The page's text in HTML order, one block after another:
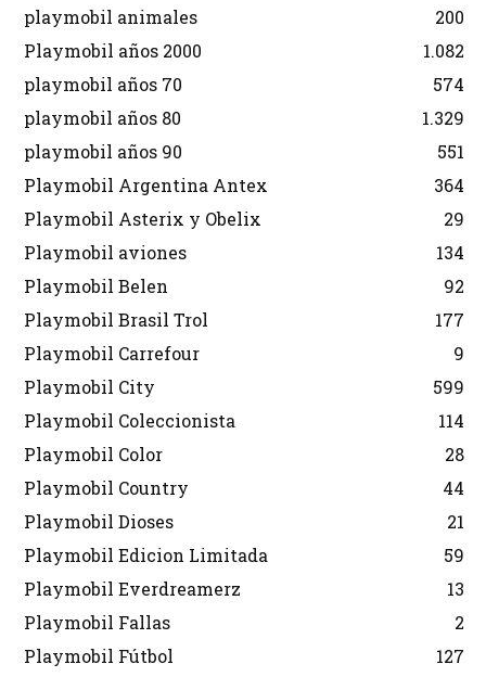
playmobil animales
200
Playmobil años 2000
1.082
playmobil años 70
574
playmobil años 80
1.329
playmobil años 90
551
Playmobil Argentina Antex
364
Playmobil Asterix y Obelix
29
Playmobil aviones
134
Playmobil Belen
92
Playmobil Brasil Trol
177
Playmobil Carrefour
9
Playmobil City
599
Playmobil Coleccionista
114
Playmobil Color
28
Playmobil Country
44
Playmobil Dioses
21
Playmobil Edicion Limitada
59
Playmobil Everdreamerz
13
Playmobil Fallas
2
Playmobil Fútbol
127